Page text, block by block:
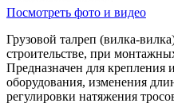
Посмотреть фото и видео
Грузовой талреп (вилка-
строительстве, при
Предназначен для крепления
оборудования, изменения
регулировки натяжения